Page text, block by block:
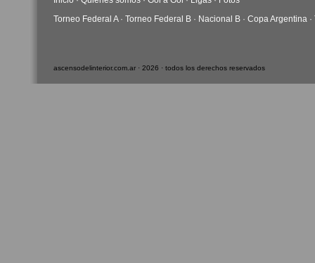
Torneo Federal A· Torneo Federal B · Nacional B · Copa Argentina ·
ascensodelinterior.com.ar · 2026 · todos los derechos reservados